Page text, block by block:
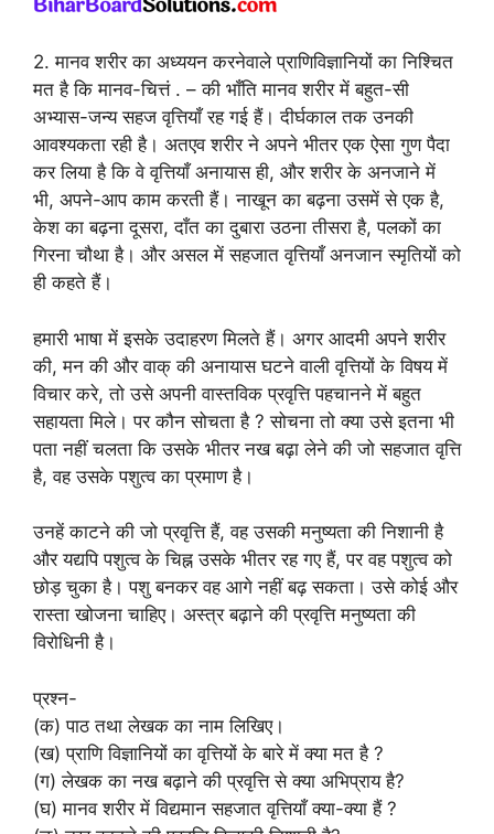
2. मानव शरीर का अध्ययन करनेवाले प्राणिविज्ञानियों का निश्चित
मत है कि मानव-चित्तं . – की भाँति मानव शरीर में बहुत-सी
अभ्यास-जन्य सहज वृत्तियाँ रह गई हैं। दीर्घकाल तक उनकी
आवश्यकता रही है। अतएव शरीर ने अपने भीतर एक ऐसा गुण पैदा
कर लिया है कि वे वृत्तियाँ अनायास ही, और शरीर के अनजाने में
भी, अपने-आप काम करती हैं। नाखून का बढ़ना उसमें से एक है,
केश का बढ़ना दूसरा, दाँत का दुबारा उठना तीसरा है, पलकों का
गिरना चौथा है। और असल में सहजात वृत्तियाँ अनजान स्मृतियों को
ही कहते हैं।
हमारी भाषा में इसके उदाहरण मिलते हैं। अगर आदमी अपने शरीर
की, मन की और वाक् की अनायास घटने वाली वृत्तियों के विषय में
विचार करे, तो उसे अपनी वास्तविक प्रवृत्ति पहचानने में बहुत
सहायता मिले। पर कौन सोचता है ? सोचना तो क्या उसे इतना भी
पता नहीं चलता कि उसके भीतर नख बढ़ा लेने की जो सहजात वृत्ति
है, वह उसके पशुत्व का प्रमाण है।
उनहें काटने की जो प्रवृत्ति हैं, वह उसकी मनुष्यता की निशानी है
और यद्यपि पशुत्व के चिह्न उसके भीतर रह गए हैं, पर वह पशुत्व को
छोड़ चुका है। पशु बनकर वह आगे नहीं बढ़ सकता। उसे कोई और
रास्ता खोजना चाहिए। अस्त्र बढ़ाने की प्रवृत्ति मनुष्यता की
विरोधिनी है।
प्रश्न-
(क) पाठ तथा लेखक का नाम लिखिए।
(ख) प्राणि विज्ञानियों का वृत्तियों के बारे में क्या मत है ?
(ग) लेखक का नख बढ़ाने की प्रवृत्ति से क्या अभिप्राय है?
(घ) मानव शरीर में विद्यमान सहजात वृत्तियाँ क्या-क्या हैं ?